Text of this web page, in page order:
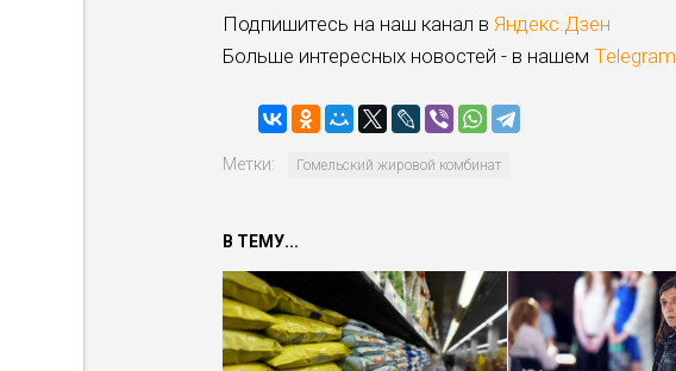
Подпишитесь на наш канал в Яндекс.Дзен
Больше интересных новостей - в нашем Telegram
Метки: Гомельский жировой комбинат
В ТЕМУ...